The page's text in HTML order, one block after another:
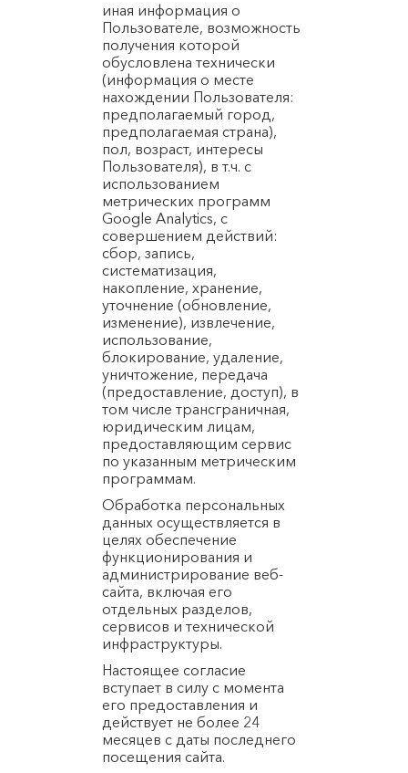
иная информация о
Пользователе, возможность
получения которой
обусловлена технически
(информация о месте
нахождении Пользователя:
предполагаемый город,
предполагаемая страна),
пол, возраст, интересы
Пользователя), в т.ч. с
использованием
метрических программ
Google Analytics, с
совершением действий:
сбор, запись,
систематизация,
накопление, хранение,
уточнение (обновление,
изменение), извлечение,
использование,
блокирование, удаление,
уничтожение, передача
(предоставление, доступ), в
том числе трансграничная,
юридическим лицам,
предоставляющим сервис
по указанным метрическим
программам.
Обработка персональных
данных осуществляется в
целях обеспечение
функционирования и
администрирование веб-
сайта, включая его
отдельных разделов,
сервисов и технической
инфраструктуры.
Настоящее согласие
вступает в силу с момента
его предоставления и
действует не более 24
месяцев с даты последнего
посещения сайта.